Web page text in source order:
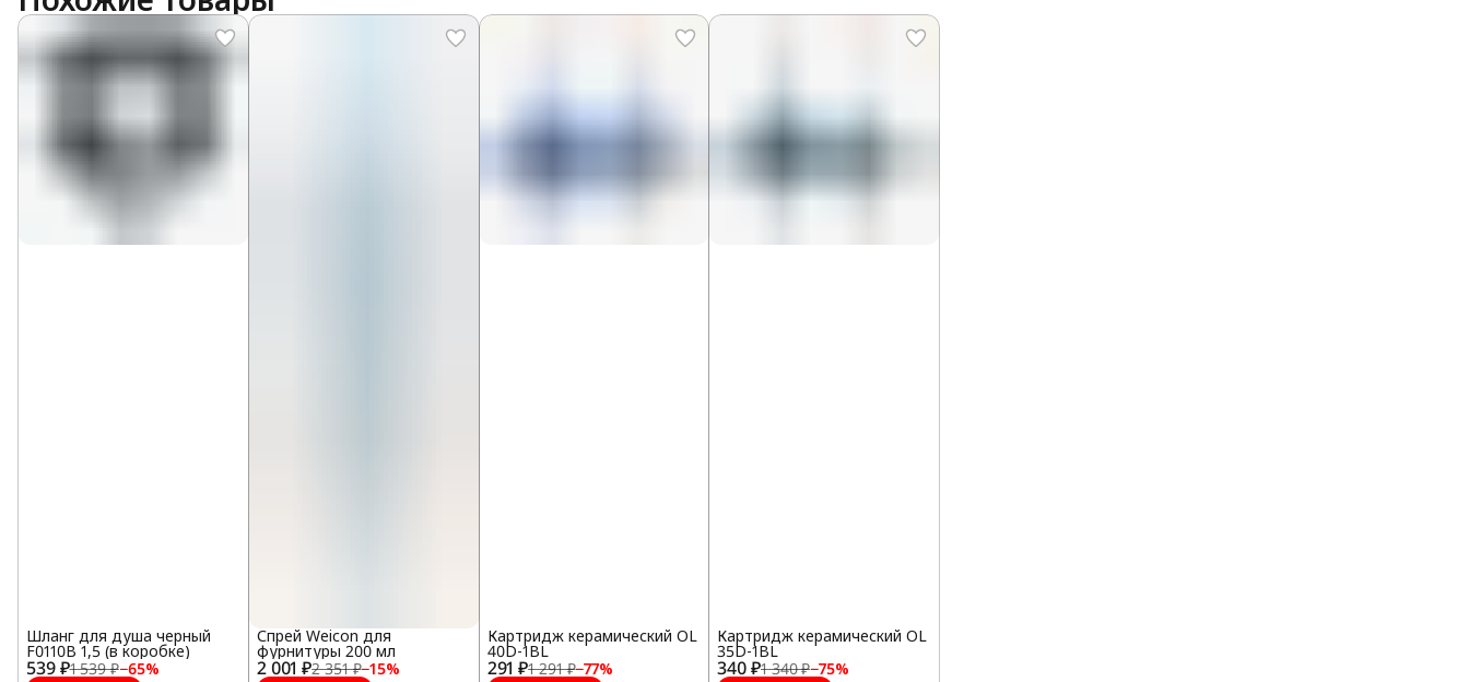
539 ₽1 539 ₽−65%
Шланг для душа черный
F0110B 1,5 (в коробке)
2 001 ₽2 351 ₽−15%
Спрей Weicon для
фурнитуры 200 мл
291 ₽1 291 ₽−77%
Картридж керамический OL
40D-1BL
340 ₽1 340 ₽−75%
Картридж керамический OL
35D-1BL